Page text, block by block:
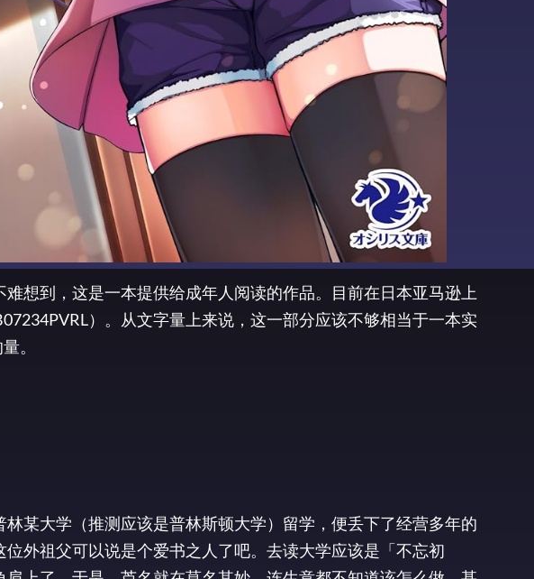
想到，这是一本提供给成年人阅读的作品。目前在日本亚马逊上
。
某大学（推测应该是普林斯顿大学）留学，便丢下了经营多年的
外祖父可以说是个爱书之人了吧。去读大学应该是「不忘初